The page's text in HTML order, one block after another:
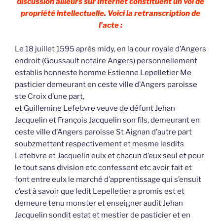
propriété intellectuelle. Voici la retranscription de
l’acte :
Le 18 juillet 1595 après midy, en la cour royale d’Angers
endroit (Goussault notaire Angers) personnellement
establis honneste homme Estienne Lepelletier Me
pasticier demeurant en ceste ville d’Angers paroisse
ste Croix d’une part,
et Guillemine Lefebvre veuve de défunt Jehan
Jacquelin et François Jacquelin son fils, demeurant en
ceste ville d’Angers paroisse St Aignan d’autre part
soubzmettant respectivement et mesme lesdits
Lefebvre et Jacquelin eulx et chacun d’eux seul et pour
le tout sans division etc confessent etc avoir fait et
font entre eulx le marché d’apprentissage qui s’ensuit
c’est à savoir que ledit Lepelletier a promis est et
demeure tenu monster et enseigner audit Jehan
Jacquelin sondit estat et mestier de pasticier et en